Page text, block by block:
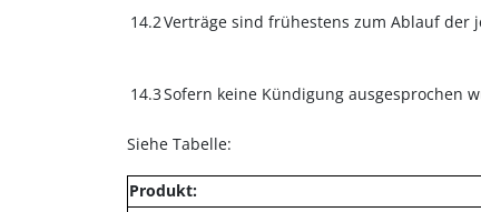
14.2Verträge sind frühestens zum Ablauf
14.3Sofern keine Kündigung ausgesprochen
Siehe Tabelle:
Produkt: